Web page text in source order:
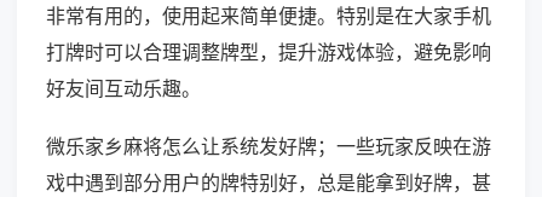
非常有用的，使用起来简单便捷。特别是在大家手机
打牌时可以合理调整牌型，提升游戏体验，避免影响
好友间互动乐趣。
微乐家乡麻将怎么让系统发好牌；一些玩家反映在游
戏中遇到部分用户的牌特别好，总是能拿到好牌，甚